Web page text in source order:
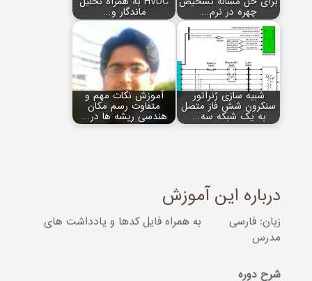
چهره در نرم… ماندگار و…
شبیه سازی ژنراتور
سنکرون شش فاز متصل
به یک شبکه سه…
آموزش نکات مهم و
متفاوت رسم مکان
هندسی ریشه‏ ها در…
درباره این آموزش
زبان: فارسی
به همراه فایل کدها و یادداشت های
مدرس
شرح دوره